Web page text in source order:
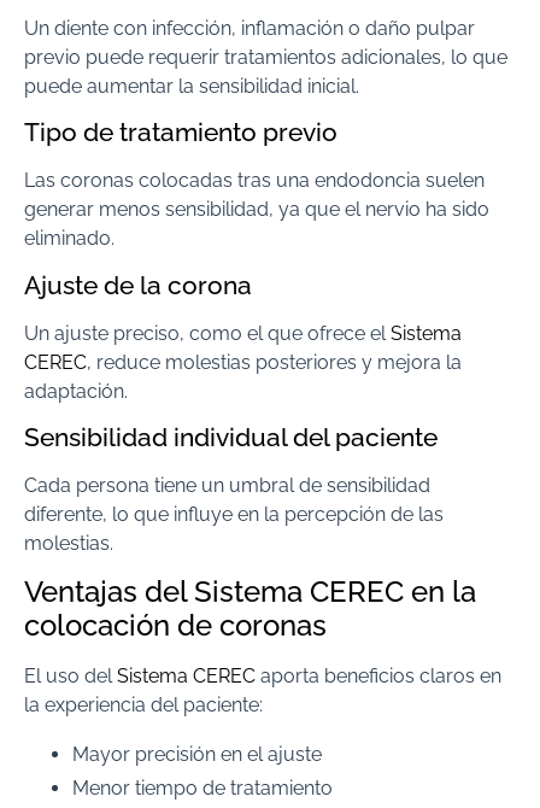
Un diente con infección, inflamación o daño pulpar
previo puede requerir tratamientos adicionales, lo que
puede aumentar la sensibilidad inicial.
Tipo de tratamiento previo
Las coronas colocadas tras una endodoncia suelen
generar menos sensibilidad, ya que el nervio ha sido
eliminado.
Ajuste de la corona
Un ajuste preciso, como el que ofrece el Sistema
CEREC, reduce molestias posteriores y mejora la
adaptación.
Sensibilidad individual del paciente
Cada persona tiene un umbral de sensibilidad
diferente, lo que influye en la percepción de las
molestias.
Ventajas del Sistema CEREC en la
colocación de coronas
El uso delSistema CEREC aporta beneficios claros en
la experiencia del paciente:
Mayor precisión en el ajuste
Menor tiempo de tratamiento